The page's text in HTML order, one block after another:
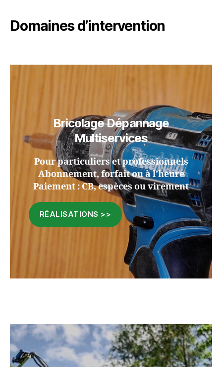
Domaines d’intervention
Bricolage Dépannage
Multiservices
Pour particuliers et professionnels
Abonnement, forfait ou à l’heure
Paiement : CB, espèces ou virement
RÉALISATIONS >>